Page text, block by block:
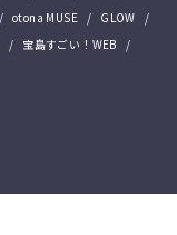
otona MUSE
GLOW
宝島すごい！WEB